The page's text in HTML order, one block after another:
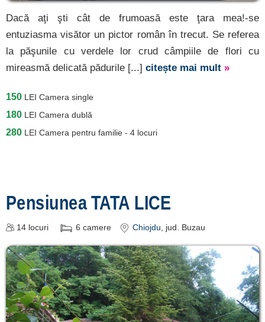
Dacă aţi şti cât de frumoasă este ţara mea!-se
entuziasma visător un pictor român în trecut. Se referea
la păşunile cu verdele lor crud câmpiile de flori cu
mireasmă delicată pădurile [...] citește mai mult »
150 LEI Camera single
180 LEI Camera dublă
280 LEI Camera pentru familie - 4 locuri
Pensiunea TATA LICE
14 locuri 6 camere Chiojdu, jud. Buzau